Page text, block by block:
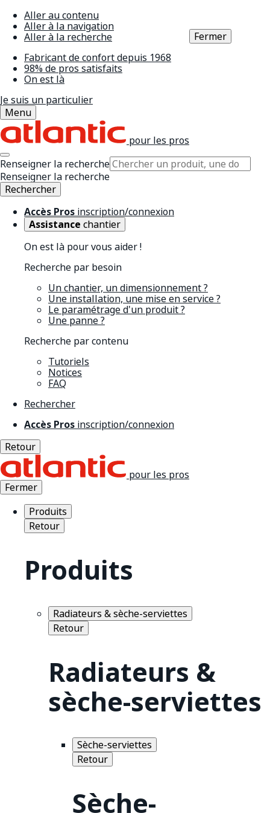
Aller au contenu
Aller à la navigation
Aller à la recherche
Fabricant de confort depuis 1968
98% de pros satisfaits
On est là
Je suis un particulier
Menu
pour les pros
Renseigner la recherche
Renseigner la recherche
Rechercher
Accès Pros inscription/connexion
Assistance chantier
On est là pour vous aider !
Recherche par besoin
Un chantier, un dimensionnement ?
Une installation, une mise en service ?
Le paramétrage d'un produit ?
Une panne ?
Recherche par contenu
Tutoriels
Notices
FAQ
Rechercher
Accès Pros inscription/connexion
Retour
pour les pros
Fermer
Produits
Retour
Produits
Radiateurs & sèche-serviettes
Retour
Radiateurs &
sèche-serviettes
Sèche-serviettes
Retour
Sèche-
Fermer